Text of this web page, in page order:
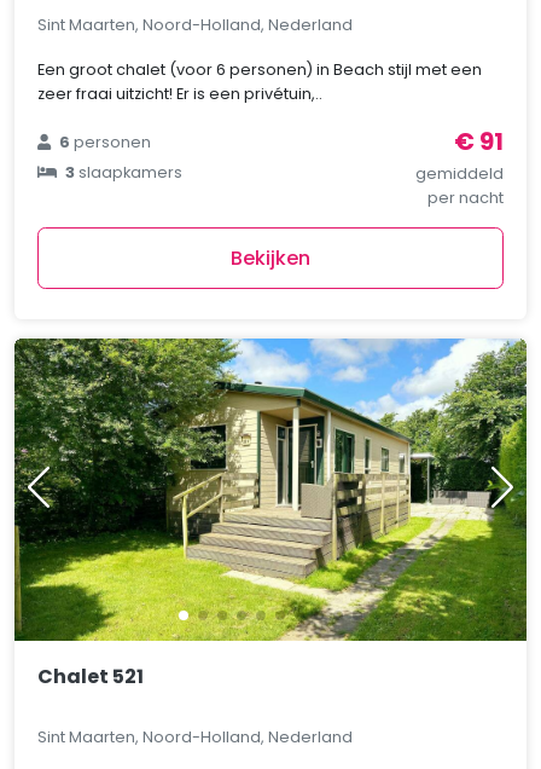
Sint Maarten, Noord-Holland, Nederland
Een groot chalet (voor 6 personen) in Beach stijl met een
zeer fraai uitzicht! Er is een privétuin,..
6personen
3slaapkamers
€ 91
gemiddeld
per nacht
Bekijken
Chalet 521
Sint Maarten, Noord-Holland, Nederland